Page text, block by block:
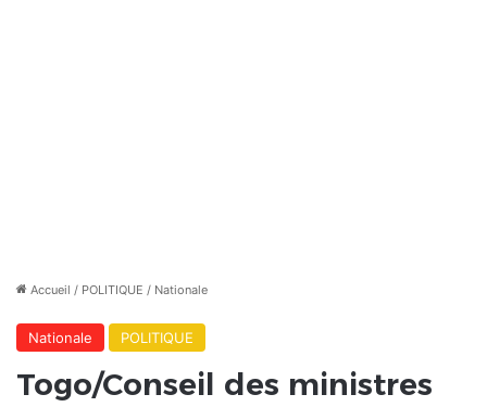
Accueil / POLITIQUE / Nationale
Nationale POLITIQUE
Togo/Conseil des ministres